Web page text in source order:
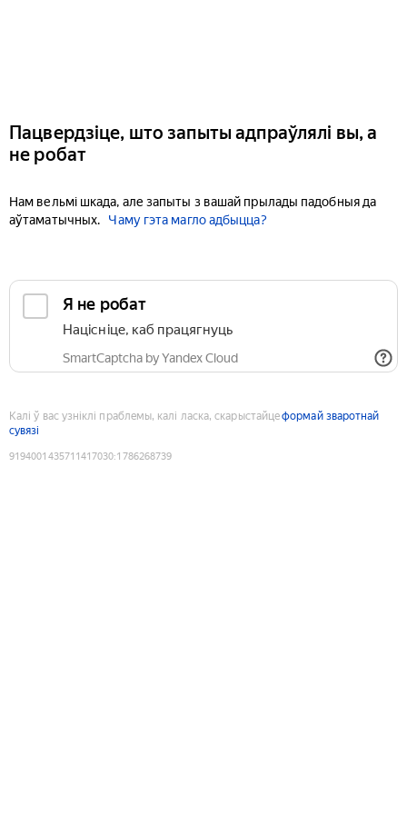
Пацвердзіце, што запыты адпраўлялі вы, а
не робат
Нам вельмі шкада, але запыты з вашай прылады падобныя да
аўтаматычных.
Чаму гэта магло адбыцца?
Я не робат
Націсніце, каб працягнуць
SmartCaptcha by Yandex Cloud
Калі ў вас узніклі праблемы, калі ласка, скарыстайцеформай зваротнай
сувязі
9194001435711417030:1786268739